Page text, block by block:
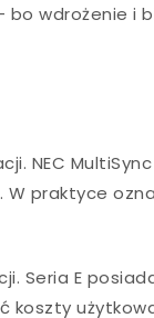
bo wdrożenie i
NEC
. W praktyce
Seria E